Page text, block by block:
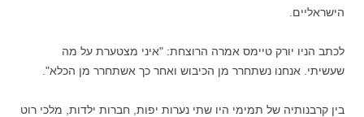
הישראליים.
לכתב הניו יורק טיימס אמרה הרוצחת: "איני מצטערת על מה
שעשיתי. אנחנו נשתחרר מן הכיבוש ואחר כך אשתחרר מן הכלא".
בין קרבנותיה של תמימי היו שתי נערות יפות, חברות ילדות, מלכי רוט